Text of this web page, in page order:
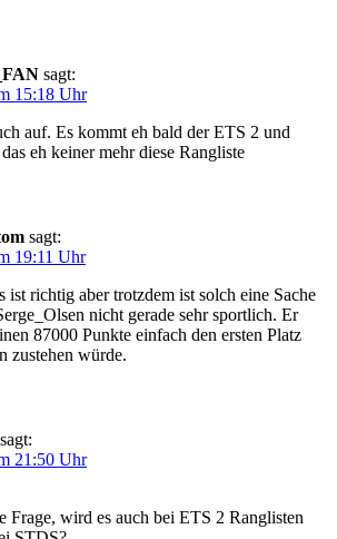
sagt:
15:18 Uhr
auf. Es kommt eh bald der ETS 2 und
eh keiner mehr diese Rangliste
sagt:
19:11 Uhr
richtig aber trotzdem ist solch eine Sache
nicht gerade sehr sportlich. Er
87000 Punkte einfach den ersten Platz
zustehen würde.
sagt:
21:50 Uhr
Frage, wird es auch bei ETS 2 Ranglisten